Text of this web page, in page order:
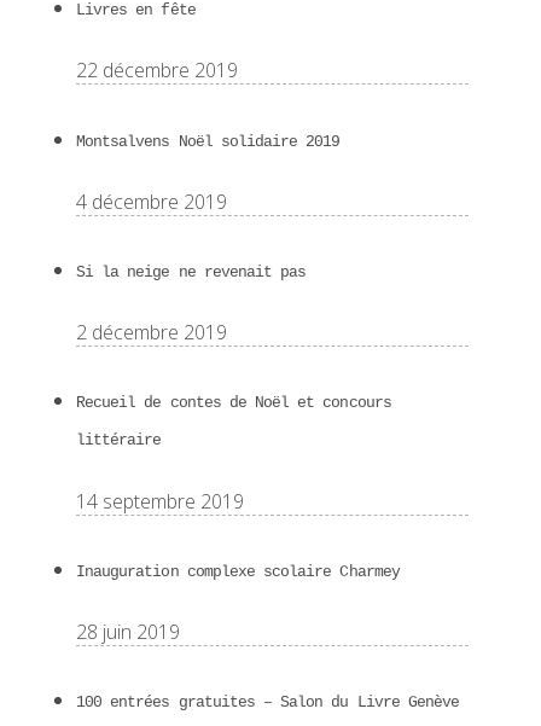
Livres en fête
22 décembre 2019
Montsalvens Noël solidaire 2019
4 décembre 2019
Si la neige ne revenait pas
2 décembre 2019
Recueil de contes de Noël et concours
littéraire
14 septembre 2019
Inauguration complexe scolaire Charmey
28 juin 2019
100 entrées gratuites – Salon du Livre Genève